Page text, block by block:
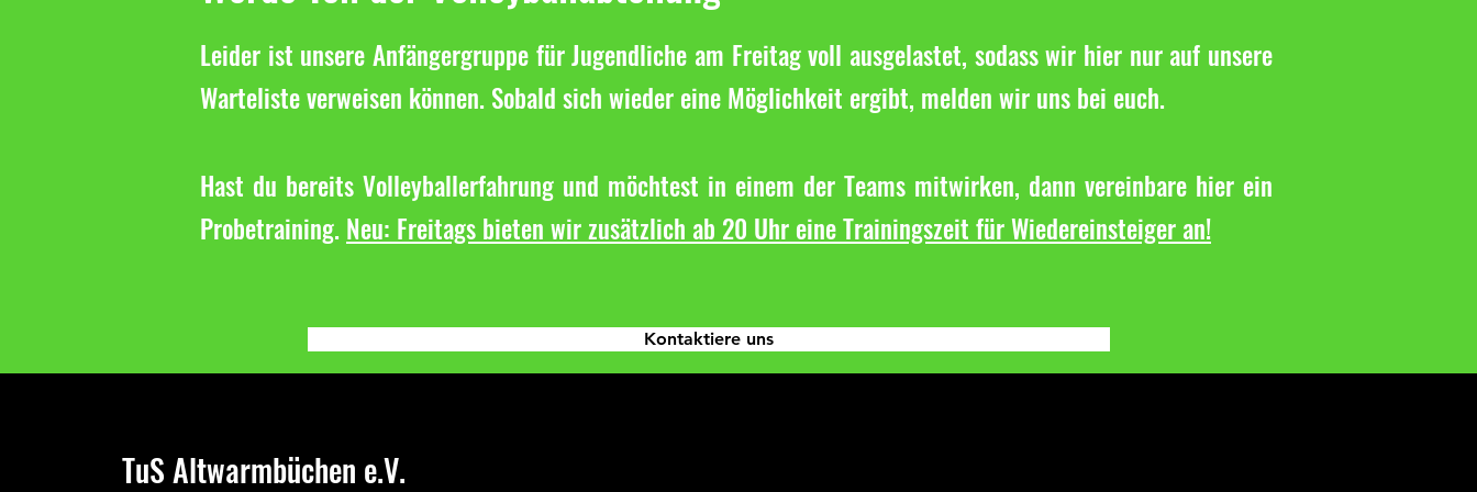
Leider ist unsere Anfängergruppe für Jugendliche am Freitag voll ausgelastet, sodass wir hier nur auf unsere
Warteliste verweisen können. Sobald sich wieder eine Möglichkeit ergibt, melden wir uns bei euch.
Hast du bereits Volleyballerfahrung und möchtest in einem der Teams mitwirken, dann vereinbare hier ein
Probetraining. Neu: Freitags bieten wir zusätzlich ab 20 Uhr eine Trainingszeit für Wiedereinsteiger an!
Kontaktiere uns
TuS Altwarmbüchen e.V.